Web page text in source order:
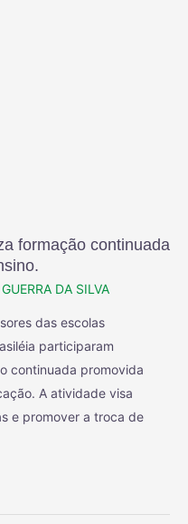
formação continuada
DA SILVA
das escolas
participaram
continuada promovida
A atividade visa
e promover a troca de